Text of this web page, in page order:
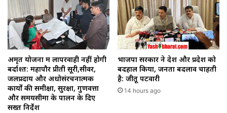
अमृत योजना में लापरवाही नहीं होगी
बर्दाश्त: महापौर प्रीती सूरी,सीवर,
जलप्रदाय और अधोसंरचनात्मक
कार्यों की समीक्षा, सुरक्षा, गुणवत्ता
और समयसीमा के पालन के दिए
सख्त निर्देश
भाजपा सरकार ने देश और प्रदेश को
बदहाल किया, जनता बदलाव चाहती
है: जीतू पटवारी
14 hours ago